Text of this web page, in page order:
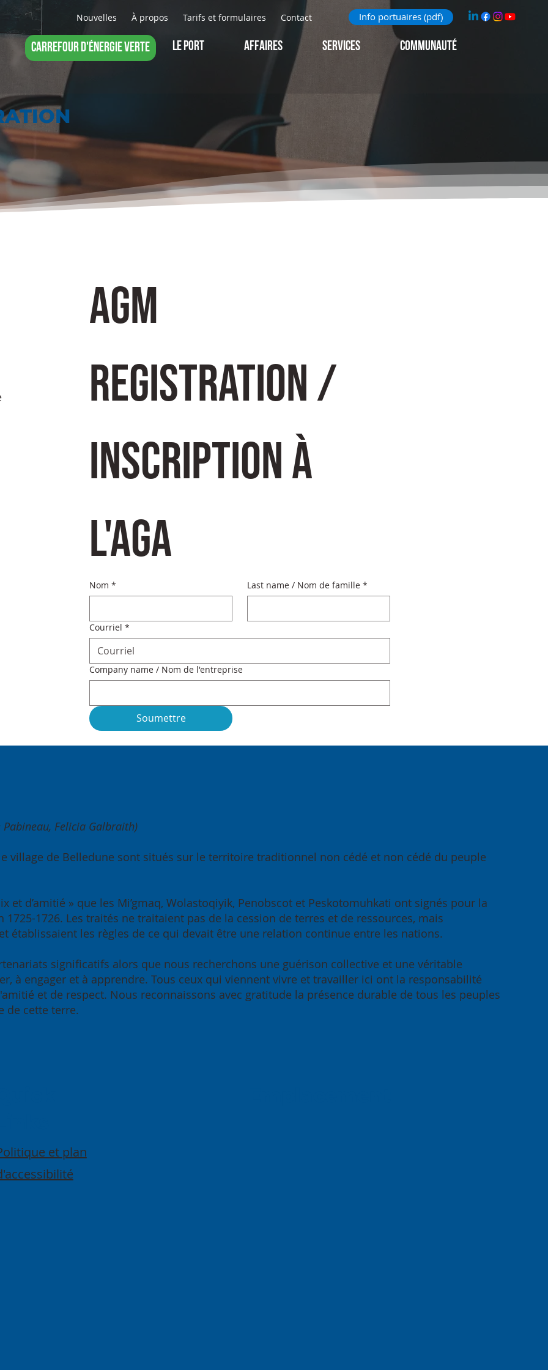
CARREFOUR D'ÉNERGIE VERTE LE PORT AFFAIRES Services Communauté
Nouvelles À propos Tarifs et formulaires Contact Info portuaires (pdf)
AGM
Registration /
Inscription à
l'AGA
Nom * Last name / Nom de famille *
Courriel *
Company name / Nom de l'entreprise
Soumettre
et plan
Felicia Galbraith)
village de Belledune sont situés sur le territoire traditionnel non cédé et non cédé du peuple
et d’amitié » que les Mi’gmaq, Wolastoqiyik, Penobscot et Peskotomuhkati ont signés pour la
1726. Les traités ne traitaient pas de la cession de terres et de ressources, mais
établissaient les règles de ce qui devait être une relation continue entre les nations.
significatifs alors que nous recherchons une guérison collective et une véritable
à engager et à apprendre. Tous ceux qui viennent vivre et travailler ici ont la responsabilité
et de respect. Nous reconnaissons avec gratitude la présence durable de tous les peuples
de cette terre.